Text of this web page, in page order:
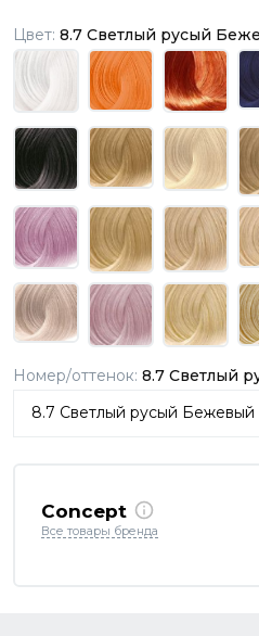
Цвет: 8.7 Светлый русый
Номер/оттенок: 8.7 Светлый
Concept
Все товары бренда